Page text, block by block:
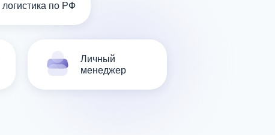
логистика по РФ
Личный
менеджер